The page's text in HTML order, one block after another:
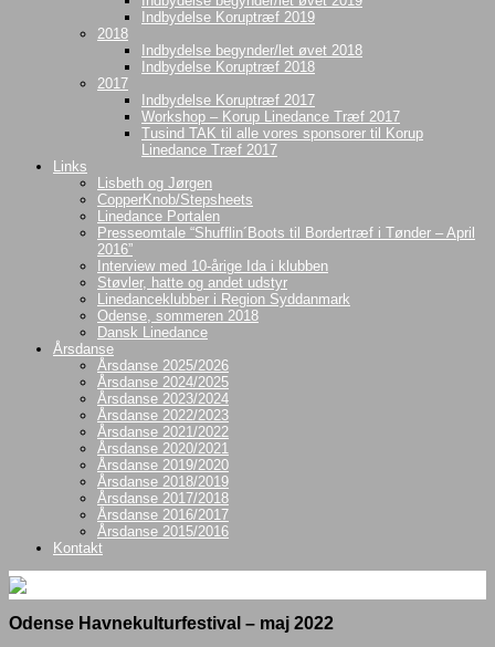
Indbydelse Koruptræf 2019
2018
Indbydelse begynder/let øvet 2018
Indbydelse Koruptræf 2018
2017
Indbydelse Koruptræf 2017
Workshop – Korup Linedance Træf 2017
Tusind TAK til alle vores sponsorer til Korup
Linedance Træf 2017
Links
Lisbeth og Jørgen
CopperKnob/Stepsheets
Linedance Portalen
Presseomtale “Shufflin´Boots til Bordertræf i Tønder – April
2016”
Interview med 10-årige Ida i klubben
Støvler, hatte og andet udstyr
Linedanceklubber i Region Syddanmark
Odense, sommeren 2018
Dansk Linedance
Årsdanse
Årsdanse 2025/2026
Årsdanse 2024/2025
Årsdanse 2023/2024
Årsdanse 2022/2023
Årsdanse 2021/2022
Årsdanse 2020/2021
Årsdanse 2019/2020
Årsdanse 2018/2019
Årsdanse 2017/2018
Årsdanse 2016/2017
Årsdanse 2015/2016
Kontakt
Odense Havnekulturfestival – maj 2022